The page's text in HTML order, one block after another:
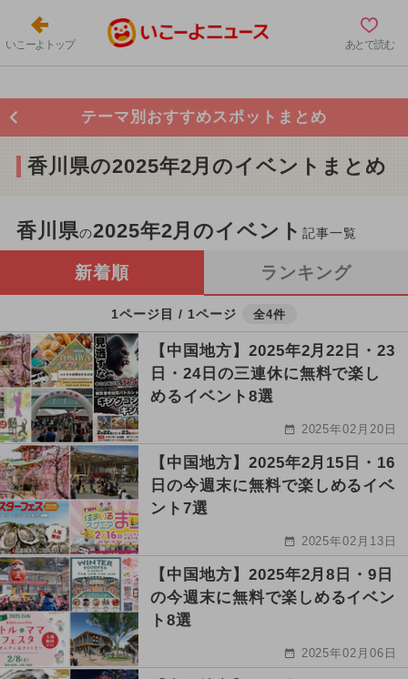
いこーよトップ あとで読む
テーマ別おすすめスポットまとめ
香川県の2025年2月のイベントまとめ
香川県の2025年2月のイベント記事一覧
新着順 ランキング
1ページ目 / 1ページ 全4件
【中国地方】2025年2月22日・23
日・24日の三連休に無料で楽し
めるイベント8選
2025年02月20日
【中国地方】2025年2月15日・16
日の今週末に無料で楽しめるイベ
ント7選
2025年02月13日
【中国地方】2025年2月8日・9日
の今週末に無料で楽しめるイベン
ト8選
2025年02月06日